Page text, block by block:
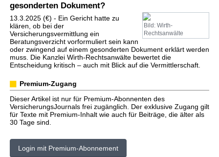
gesonderten Dokument?
Bild: Wirth-
Rechtsanwälte
13.3.2025 (€) - Ein Gericht hatte zu
klären, ob bei der
Versicherungsvermittlung ein
Beratungsverzicht vorformuliert sein kann
oder zwingend auf einem gesonderten Dokument erklärt werden
muss. Die Kanzlei Wirth-Rechtsanwälte bewertet die
Entscheidung kritisch – auch mit Blick auf die Vermittlerschaft.
Premium-Zugang
Dieser Artikel ist nur für Premium-Abonnenten des
VersicherungsJournals frei zugänglich. Der exklusive Zugang gilt
für Texte mit Premium-Inhalt wie auch für Beiträge, die älter als
30 Tage sind.
Login mit Premium-Abonnement